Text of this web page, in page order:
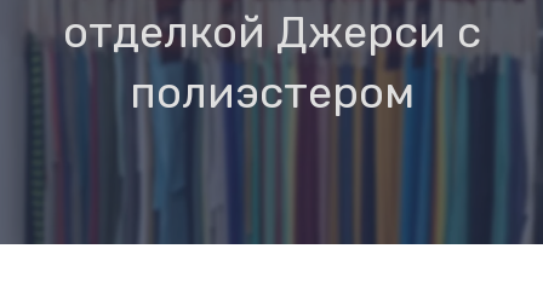
отделкой Джерси с
полиэстером